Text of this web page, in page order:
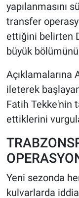
yapılanmasını
transfer
ettiğini belirten
büyük
Açıklamalarına
ileterek
Fatih Tekke'nin
ettiklerini
Yeni sezonda
kulvarlarda
SPOR
MAGAZİN